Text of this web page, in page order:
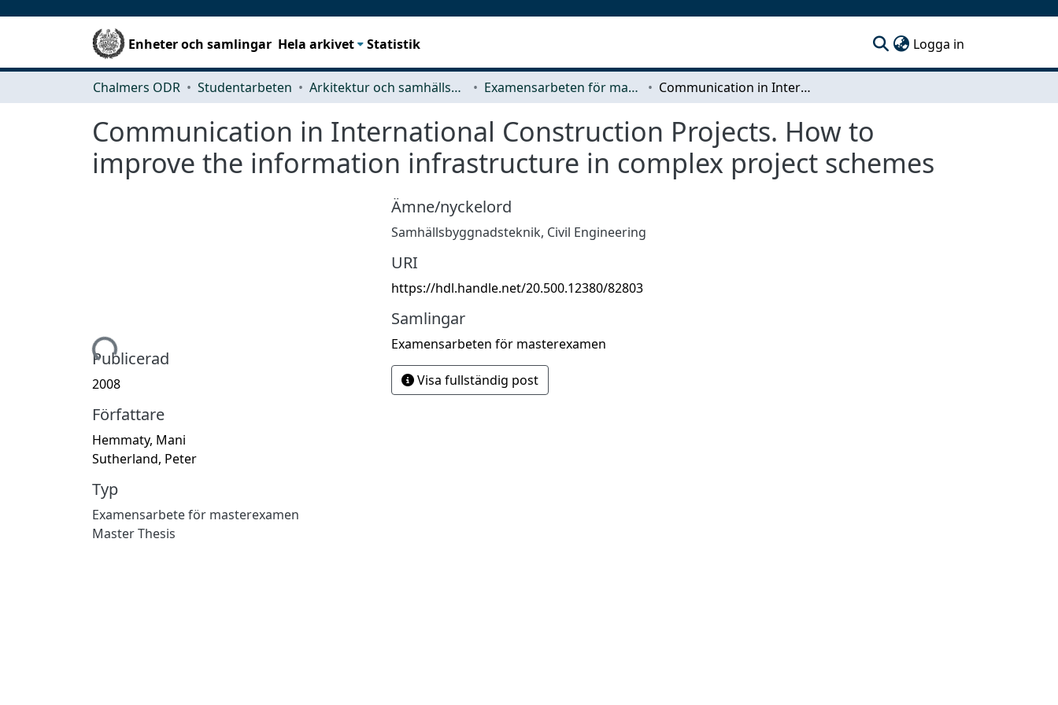
Enheter och samlingar Hela arkivet Statistik Logga in
Chalmers ODR Studentarbeten Arkitektur och samhällsbyggnadsteknik (ACE) Examensarbeten för masterexamen Communication in International Construction Projects. How to improve the information infrastructure in complex project schemes
Communication in International Construction Projects. How to
improve the information infrastructure in complex project schemes
Hämtar...
Publicerad
2008
Författare
Hemmaty, Mani
Sutherland, Peter
Typ
Examensarbete för masterexamen
Master Thesis
Ämne/nyckelord
Samhällsbyggnadsteknik, Civil Engineering
URI
https://hdl.handle.net/20.500.12380/82803
Samlingar
Examensarbeten för masterexamen
Visa fullständig post